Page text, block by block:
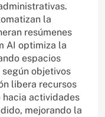
la
resúmenes
AI optimiza la
espacios
objetivos
libera recursos
hacia actividades
mejorando la